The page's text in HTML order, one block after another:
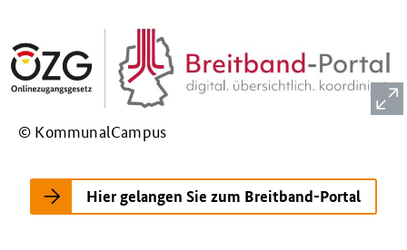
© KommunalCampus
Hier gelangen Sie zum Breitband-Portal